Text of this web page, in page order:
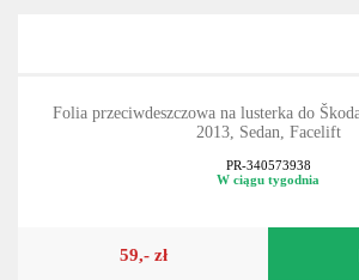
Folia przeciwdeszczowa na lusterka do
2013, Sedan, Facelift
PR-340573938
W ciągu tygodnia
59,- zł